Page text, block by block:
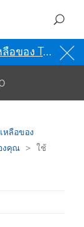
าอังกฤษ (สหรัฐอเมริกา)
หลือของ
งคุณ
ใช้